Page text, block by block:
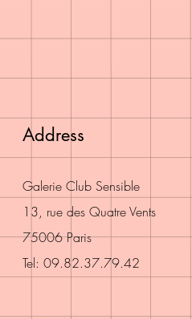
Address
Galerie Club Sensible
13, rue des Quatre Vents
75006 Paris
Tel: 09.82.37.79.42